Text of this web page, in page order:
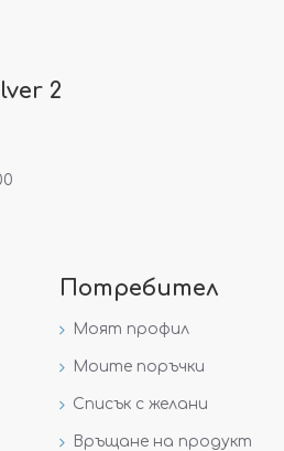
2
Потребител
Моят профил
Моите поръчки
Списък с желани
Връщане на продукт